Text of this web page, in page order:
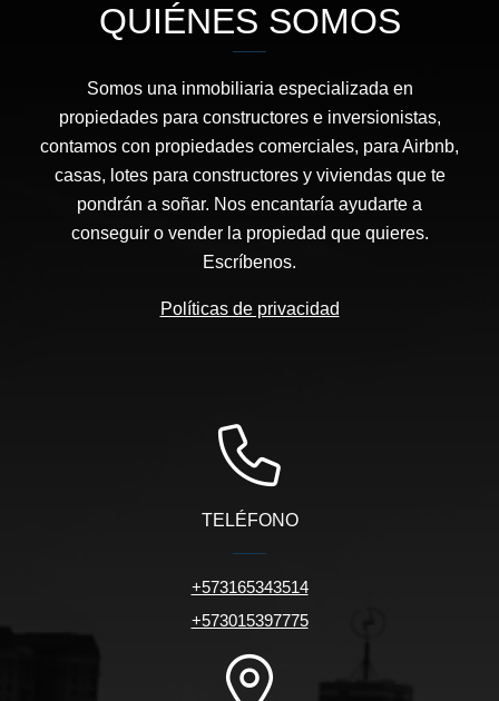
QUIÉNES SOMOS
Somos una inmobiliaria especializada en
propiedades para constructores e inversionistas,
contamos con propiedades comerciales, para Airbnb,
casas, lotes para constructores y viviendas que te
pondrán a soñar. Nos encantaría ayudarte a
conseguir o vender la propiedad que quieres.
Escríbenos.
Políticas de privacidad
TELÉFONO
+573165343514
+573015397775